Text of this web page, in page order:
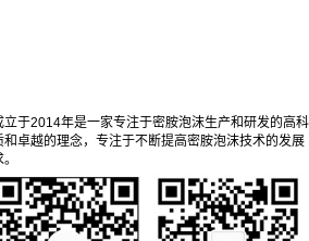
于2014年是一家专注于密胺泡沫生产和研发的高科
卓越的理念，专注于不断提高密胺泡沫技术的发展